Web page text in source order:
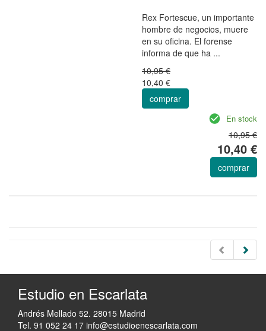
Rex Fortescue, un importante
hombre de negocios, muere
en su oficina. El forense
informa de que ha ...
10,95 €
10,40 €
comprar
En stock
10,95 €
10,40 €
comprar
Estudio en Escarlata
Andrés Mellado 52. 28015 Madrid
Tel. 91 052 24 17 info@estudioenescarlata.com